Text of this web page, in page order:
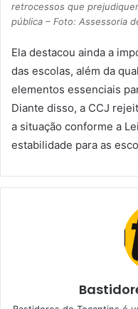
retrocessos que
pública – Foto: Assessoria
Ela destacou ainda a
das escolas, além da
elementos essenciais
Diante disso, a CCJ
a situação conforme a
estabilidade para as